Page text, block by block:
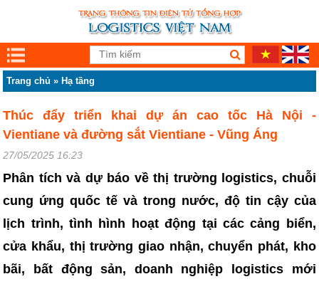
Trang chủ » Hạ tầng
Thúc đẩy triển khai dự án cao tốc Hà Nội -
Vientiane và đường sắt Vientiane - Vũng Áng
27/05/2025 16:23
Phân tích và dự báo về thị trường logistics, chuỗi
cung ứng quốc tế và trong nước, độ tin cậy của
lịch trình, tình hình hoạt động tại các cảng biển,
cửa khẩu, thị trường giao nhận, chuyển phát, kho
bãi, bất động sản, doanh nghiệp logistics mới